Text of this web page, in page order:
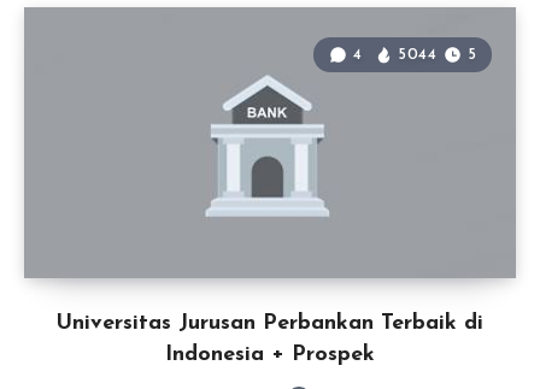
Universitas Jurusan Perbankan Terbaik di
Indonesia + Prospek
4 5044 5